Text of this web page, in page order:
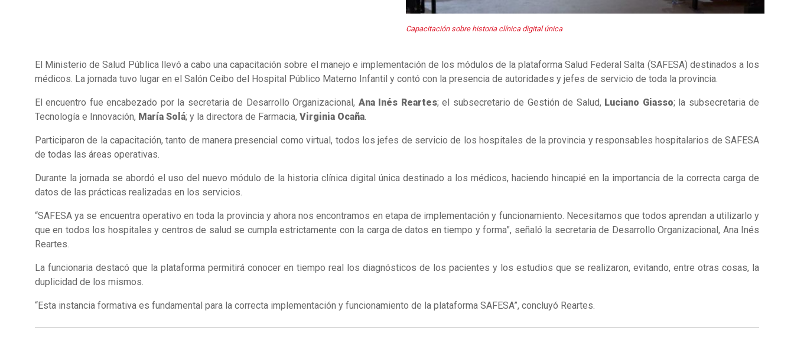
Capacitación sobre historia clínica digital única
El Ministerio de Salud Pública llevó a cabo una capacitación sobre el manejo e implementación de los módulos de la plataforma Salud Federal Salta (SAFESA) destinados a los
médicos. La jornada tuvo lugar en el Salón Ceibo del Hospital Público Materno Infantil y contó con la presencia de autoridades y jefes de servicio de toda la provincia.
El encuentro fue encabezado por la secretaria de Desarrollo Organizacional, Ana Inés Reartes; el subsecretario de Gestión de Salud, Luciano Giasso; la subsecretaria de
Tecnología e Innovación, María Solá; y la directora de Farmacia, Virginia Ocaña.
Participaron de la capacitación, tanto de manera presencial como virtual, todos los jefes de servicio de los hospitales de la provincia y responsables hospitalarios de SAFESA
de todas las áreas operativas.
Durante la jornada se abordó el uso del nuevo módulo de la historia clínica digital única destinado a los médicos, haciendo hincapié en la importancia de la correcta carga de
datos de las prácticas realizadas en los servicios.
“SAFESA ya se encuentra operativo en toda la provincia y ahora nos encontramos en etapa de implementación y funcionamiento. Necesitamos que todos aprendan a utilizarlo y
que en todos los hospitales y centros de salud se cumpla estrictamente con la carga de datos en tiempo y forma”, señaló la secretaria de Desarrollo Organizacional, Ana Inés
Reartes.
La funcionaria destacó que la plataforma permitirá conocer en tiempo real los diagnósticos de los pacientes y los estudios que se realizaron, evitando, entre otras cosas, la
duplicidad de los mismos.
“Esta instancia formativa es fundamental para la correcta implementación y funcionamiento de la plataforma SAFESA”, concluyó Reartes.